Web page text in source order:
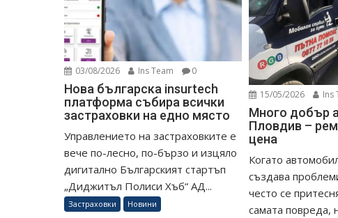
03/08/2026 Ins Team 0
Нова българска insurtech
платформа събира всички
застраховки на едно място
Управлението на застраховките е
вече по-лесно, по-бързо и изцяло
дигитално Българският стартъп
„Диджитъл Полиси Хъб“ АД...
Застраховки Новини
15/05/2026 Ins
Много добър
Пловдив –
цена
Когато
създава
често се
самата повреда,